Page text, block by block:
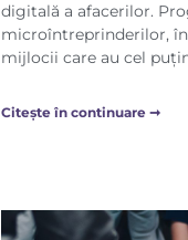
digitală a afacerilor.
microîntreprinderilor,
mijlocii care au cel
Citește în continuare ➞